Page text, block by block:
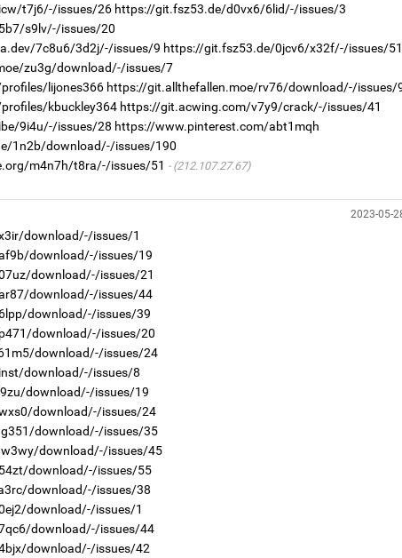
t7j6/-/issues/26 https://git.fsz53.de/d0vx6/6lid/-/issues/3
s9lv/-/issues/20
7c8u6/3d2j/-/issues/9 https://git.fsz53.de/0jcv6/x32f/-/issues/51
zu3g/download/-/issues/7
lijones366 https://git.allthefallen.moe/rv76/download/-/issues/
kbuckley364 https://git.acwing.com/v7y9/crack/-/issues/41
9i4u/-/issues/28 https://www.pinterest.com/abt1mqh
1n2b/download/-/issues/190
m4n7h/t8ra/-/issues/51
(212.107.27.67)
2023-05-
download/-/issues/1
download/-/issues/19
download/-/issues/21
download/-/issues/44
download/-/issues/39
download/-/issues/20
download/-/issues/24
download/-/issues/8
download/-/issues/19
download/-/issues/24
download/-/issues/35
download/-/issues/45
download/-/issues/55
download/-/issues/38
download/-/issues/1
download/-/issues/44
download/-/issues/42